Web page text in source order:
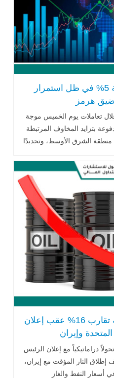
أسعار النفط ترتفع بنسبة 5% في ظل استمرار
هرمز
تعاملات يوم الخميس موجة
بتزايد المخاوف المرتبطة
منطقة الشرق الأوسط، وتحديدًا
انهيار أسعار النفط بنسبة تقارب 16% عقب إعلان
وإيران
دراماتيكياً مع إعلان الرئيس
النار المؤقت مع إيران،
أسعار النفط والغاز